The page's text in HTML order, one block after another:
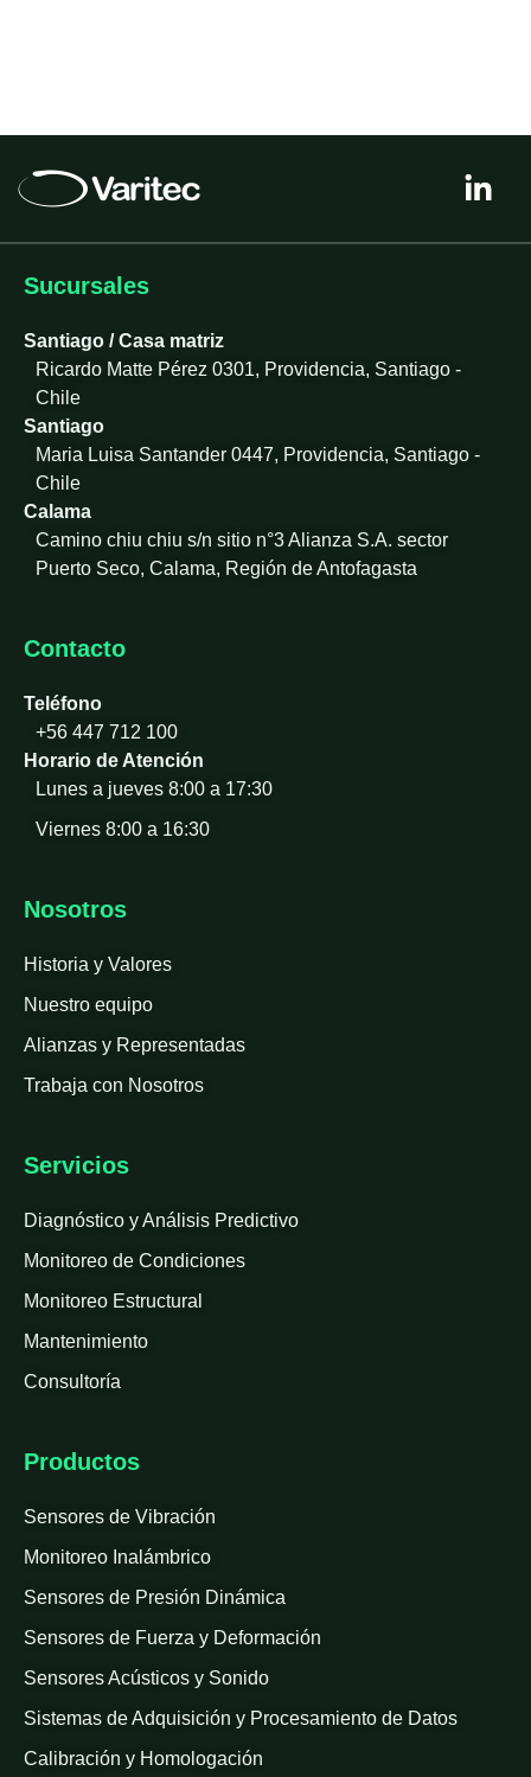
i
k
n
Sucursales
Santiago / Casa matriz
Ricardo Matte Pérez 0301, Providencia, Santiago -
Chile
Santiago
Maria Luisa Santander 0447, Providencia, Santiago -
Chile
Calama
Camino chiu chiu s/n sitio n°3 Alianza S.A. sector
Puerto Seco, Calama, Región de Antofagasta
Contacto
Teléfono
+56 447 712 100
Horario de Atención
Lunes a jueves 8:00 a 17:30
Viernes 8:00 a 16:30
Nosotros
Historia y Valores
Nuestro equipo
Alianzas y Representadas
Trabaja con Nosotros
Servicios
Diagnóstico y Análisis Predictivo
Monitoreo de Condiciones
Monitoreo Estructural
Mantenimiento
Consultoría
Productos
Sensores de Vibración
Monitoreo Inalámbrico
Sensores de Presión Dinámica
Sensores de Fuerza y Deformación
Sensores Acústicos y Sonido
Sistemas de Adquisición y Procesamiento de Datos
Calibración y Homologación